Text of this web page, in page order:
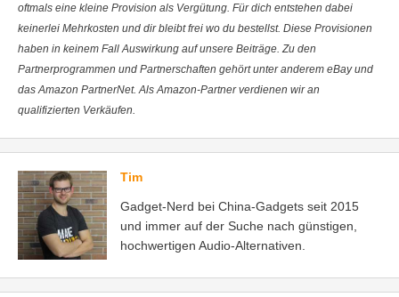
oftmals eine kleine Provision als Vergütung. Für dich entstehen dabei
keinerlei Mehrkosten und dir bleibt frei wo du bestellst. Diese Provisionen
haben in keinem Fall Auswirkung auf unsere Beiträge. Zu den
Partnerprogrammen und Partnerschaften gehört unter anderem eBay und
das Amazon PartnerNet. Als Amazon-Partner verdienen wir an
qualifizierten Verkäufen.
Tim
Gadget-Nerd bei China-Gadgets seit 2015
und immer auf der Suche nach günstigen,
hochwertigen Audio-Alternativen.